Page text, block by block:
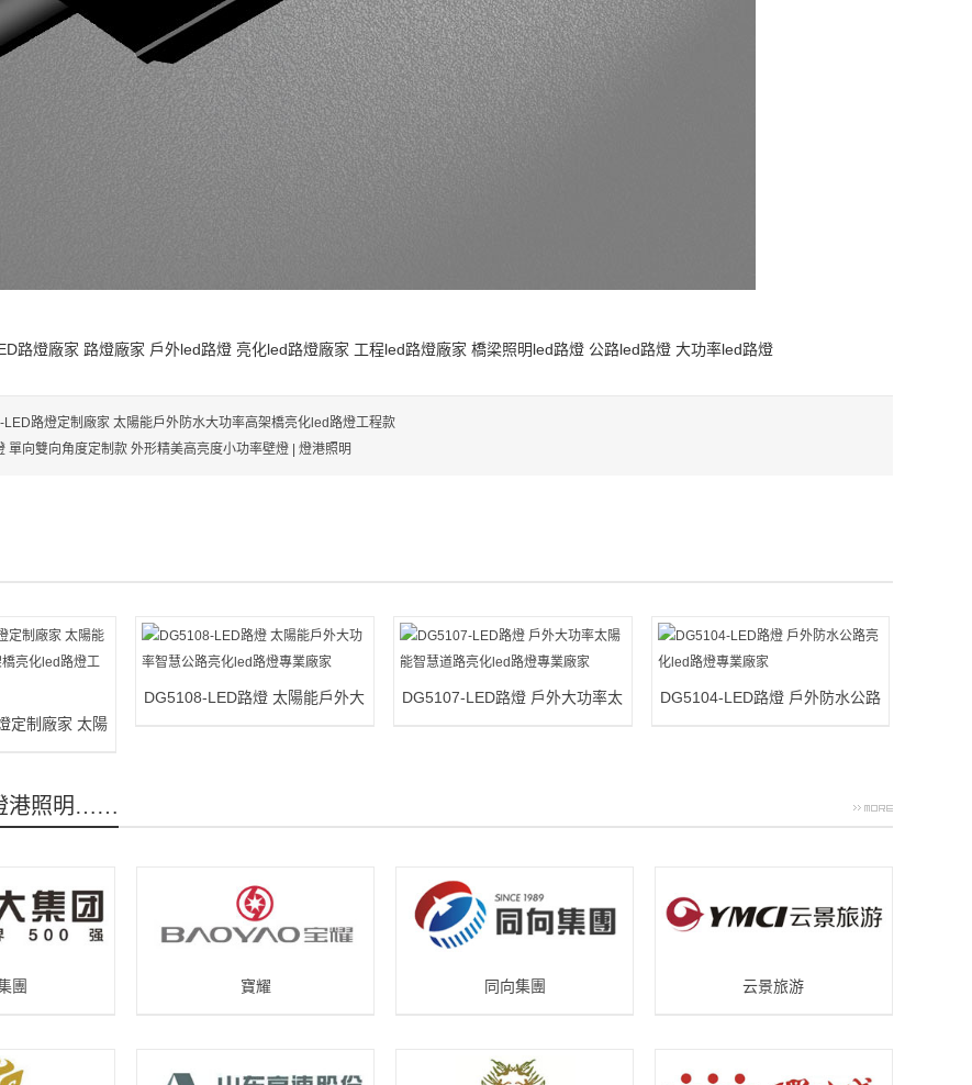
路燈廠家 路燈廠家 戶外led路燈 亮化led路燈廠家 工程led路燈廠家 橋梁照明led路燈 公路led路燈 大功率led路燈
LED路燈定制廠家 太陽能戶外防水大功率高架橋亮化led路燈工程款
單向雙向角度定制款 外形精美高亮度小功率壁燈 | 燈港照明
定制廠家 太陽
DG5108-LED路燈 太陽能戶外大
DG5107-LED路燈 戶外大功率太
DG5104-LED路燈 戶外防水公路
港照明……
團 寶耀 同向集團 云景旅游